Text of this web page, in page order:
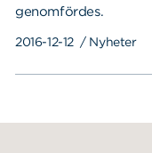
genomfördes.
2016-12-12 / Nyheter